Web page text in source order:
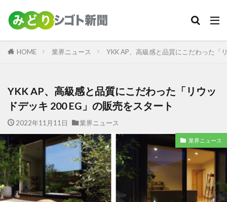
HOME 業界ニュース YKK AP、高級感と品質にこだわった「
YKK AP、高級感と品質にこだわった「リウッ
ドデッキ 200 EG」の販売をスタート
2022年11月11日 業界ニュース
業界ニュース
カテゴリー